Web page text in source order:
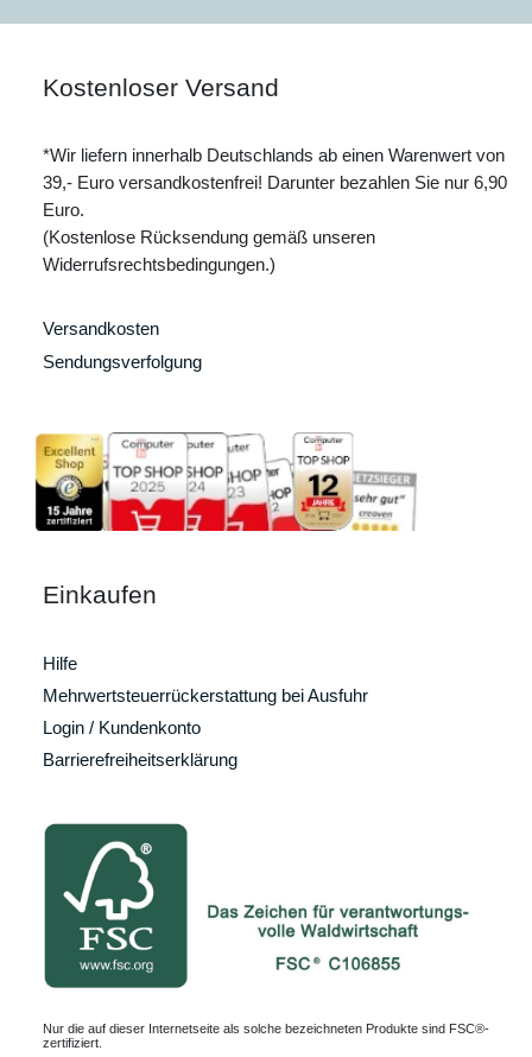
Kostenloser Versand
*Wir liefern innerhalb Deutschlands ab einen Warenwert von
39,- Euro versandkostenfrei! Darunter bezahlen Sie nur 6,90
Euro.
(Kostenlose Rücksendung gemäß unseren
Widerrufsrechtsbedingungen.)
Versandkosten
Sendungsverfolgung
Einkaufen
Hilfe
Mehrwertsteuerrückerstattung bei Ausfuhr
Login / Kundenkonto
Barrierefreiheitserklärung
Nur die auf dieser Internetseite als solche bezeichneten Produkte sind FSC®-
zertifiziert.